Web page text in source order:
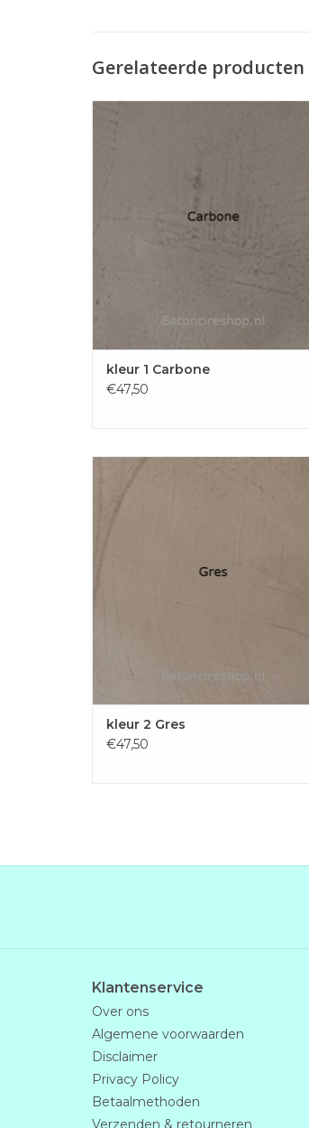
Gerelateerde producten
De beton-ciré floor besteld u 'per stuk'
de coating om eea waterdicht te maken!
kleur 1 Carbone
€47,50
De beton-ciré floor besteld u 'per stuk'
de coating om eea waterdicht te maken!
kleur 2 Gres
€47,50
Klantenservice
Over ons
Algemene voorwaarden
Disclaimer
Privacy Policy
Betaalmethoden
Verzenden & retourneren